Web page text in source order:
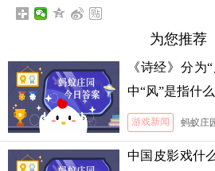
为您推荐
《诗经》分为
中“风”是指什
游戏新闻 蚂蚁庄
中国皮影戏什